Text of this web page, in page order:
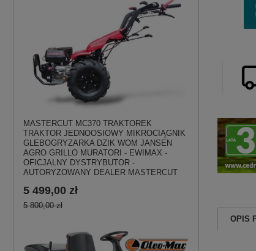
MASTERCUT MC370 TRAKTOREK
TRAKTOR JEDNOOSIOWY MIKROCIĄGNIK
GLEBOGRYZARKA DZIK WOM JANSEN
AGRO GRILLO MURATORI - EWIMAX -
OFICJALNY DYSTRYBUTOR -
AUTORYZOWANY DEALER MASTERCUT
5 499,00 zł
5 800,00 zł
OPIS